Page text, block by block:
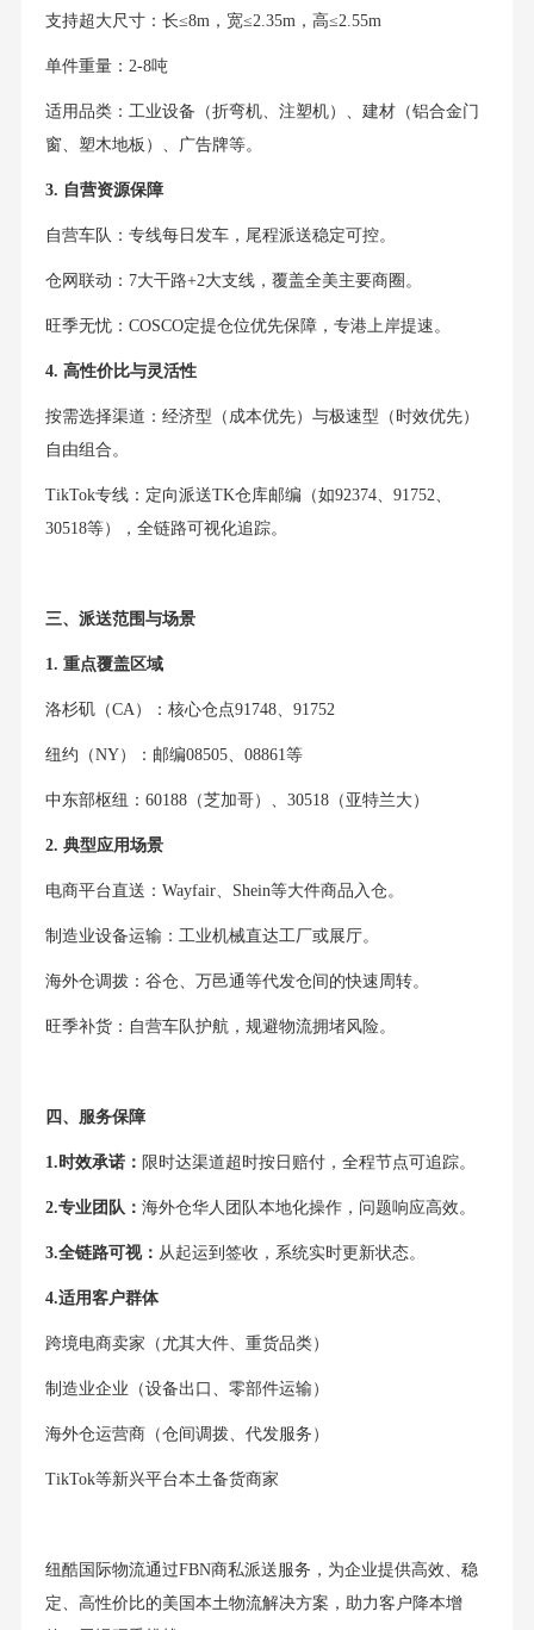
支持超大尺寸：长≤8m，宽≤2.35m，高≤2.55m
单件重量：2-8吨
适用品类：工业设备（折弯机、注塑机）、建材（铝合金门
窗、塑木地板）、广告牌等。
3. 自营资源保障
自营车队：专线每日发车，尾程派送稳定可控。
仓网联动：7大干路+2大支线，覆盖全美主要商圈。
旺季无忧：COSCO定提仓位优先保障，专港上岸提速。
4. 高性价比与灵活性
按需选择渠道：经济型（成本优先）与极速型（时效优先）
自由组合。
TikTok专线：定向派送TK仓库邮编（如92374、91752、
30518等），全链路可视化追踪。
三、派送范围与场景
1. 重点覆盖区域
洛杉矶（CA）：核心仓点91748、91752
纽约（NY）：邮编08505、08861等
中东部枢纽：60188（芝加哥）、30518（亚特兰大）
2. 典型应用场景
电商平台直送：Wayfair、Shein等大件商品入仓。
制造业设备运输：工业机械直达工厂或展厅。
海外仓调拨：谷仓、万邑通等代发仓间的快速周转。
旺季补货：自营车队护航，规避物流拥堵风险。
四、服务保障
1.时效承诺： 限时达渠道超时按日赔付，全程节点可追踪。
2.专业团队： 海外仓华人团队本地化操作，问题响应高效。
3.全链路可视： 从起运到签收，系统实时更新状态。
4.适用客户群体
跨境电商卖家（尤其大件、重货品类）
制造业企业（设备出口、零部件运输）
海外仓运营商（仓间调拨、代发服务）
TikTok等新兴平台本土备货商家
纽酷国际物流通过FBN商私派送服务，为企业提供高效、稳
定、高性价比的美国本土物流解决方案，助力客户降本增